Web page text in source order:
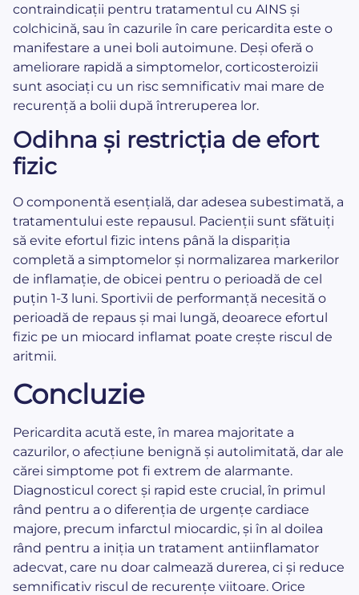
contraindicații pentru tratamentul cu AINS și
colchicină, sau în cazurile în care pericardita este o
manifestare a unei boli autoimune. Deși oferă o
ameliorare rapidă a simptomelor, corticosteroizii
sunt asociați cu un risc semnificativ mai mare de
recurență a bolii după întreruperea lor.
Odihna și restricția de efort
fizic
O componentă esențială, dar adesea subestimată, a
tratamentului este repausul. Pacienții sunt sfătuiți
să evite efortul fizic intens până la dispariția
completă a simptomelor și normalizarea markerilor
de inflamație, de obicei pentru o perioadă de cel
puțin 1-3 luni. Sportivii de performanță necesită o
perioadă de repaus și mai lungă, deoarece efortul
fizic pe un miocard inflamat poate crește riscul de
aritmii.
Concluzie
Pericardita acută este, în marea majoritate a
cazurilor, o afecțiune benignă și autolimitată, dar ale
cărei simptome pot fi extrem de alarmante.
Diagnosticul corect și rapid este crucial, în primul
rând pentru a o diferenția de urgențe cardiace
majore, precum infarctul miocardic, și în al doilea
rând pentru a iniția un tratament antiinflamator
adecvat, care nu doar calmează durerea, ci și reduce
semnificativ riscul de recurențe viitoare. Orice